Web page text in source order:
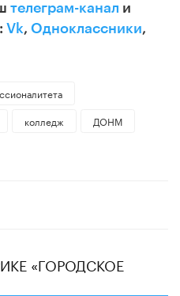
телеграм-канал и
Vk, Одноклассники,
колледж
ДОНМ
«ГОРОДСКОЕ